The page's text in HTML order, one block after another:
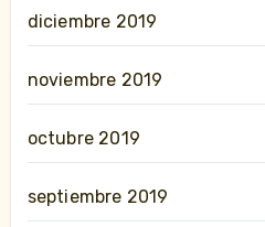
diciembre 2019
noviembre 2019
octubre 2019
septiembre 2019